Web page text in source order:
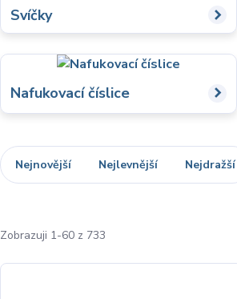
Svíčky
Nafukovací číslice
Nejnovější Nejlevnější Nejdražší
Zobrazuji 1-60 z 733